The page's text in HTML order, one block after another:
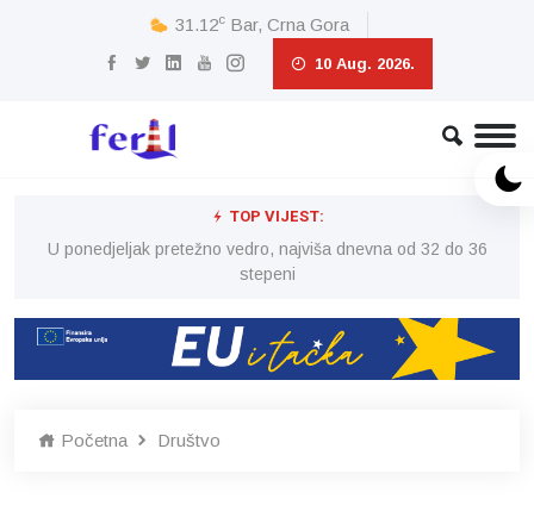
31.12c Bar, Crna Gora
10 Aug. 2026.
TOP VIJEST:
U ponedjeljak pretežno vedro, najviša dnevna od 32 do 36
stepeni
Početna Društvo